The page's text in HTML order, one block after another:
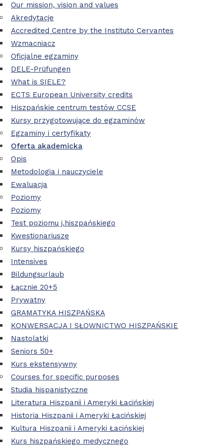
Our mission, vision and values
Akredytacje
Accredited Centre by the Instituto Cervantes
Wzmacniacz
Oficjalne egzaminy
DELE-Prüfungen
What is SIELE?
ECTS European University credits
Hiszpańskie centrum testów CCSE
Kursy przygotowujące do egzaminów
Egzaminy i certyfikaty
Oferta akademicka
Opis
Metodologia i nauczyciele
Ewaluacja
Poziomy
Poziomy
Test poziomu j.hiszpańskiego
Kwestionariusze
Kursy hiszpańskiego
Intensives
Bildungsurlaub
Łącznie 20+5
Prywatny
GRAMATYKA HISZPAŃSKA
KONWERSACJA I SŁOWNICTWO HISZPAŃSKIE
Nastolatki
Seniors 50+
Kurs ekstensywny
Courses for specific purposes
Studia hispanistyczne
Literatura Hiszpanii i Ameryki Łacińskiej
Historia Hiszpanii i Ameryki Łacińskiej
Kultura Hiszpanii i Ameryki Łacińskiej
Kurs hiszpańskiego medycznego